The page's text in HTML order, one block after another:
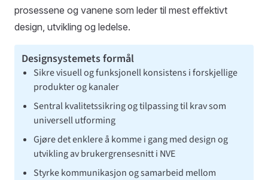
prosessene og vanene som leder til mest effektivt
design, utvikling og ledelse.
Sikre visuell og funksjonell konsistens i forskjellige
produkter og kanaler
Sentral kvalitetssikring og tilpassing til krav som
universell utforming
Gjøre det enklere å komme i gang med design og
utvikling av brukergrensesnitt i NVE
Styrke kommunikasjon og samarbeid mellom